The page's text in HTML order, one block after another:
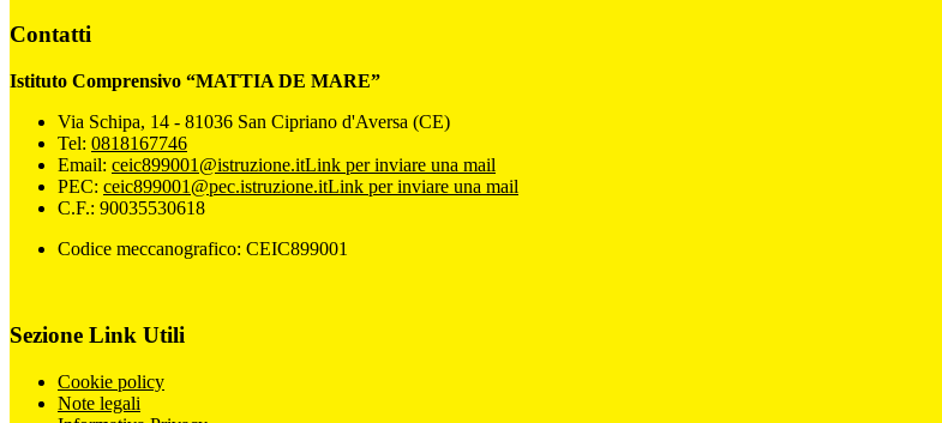
Contatti
Istituto Comprensivo “MATTIA DE MARE”
Via Schipa, 14 - 81036 San Cipriano d'Aversa (CE)
Tel: 0818167746
Email: ceic899001@istruzione.itLink per inviare una mail
PEC: ceic899001@pec.istruzione.itLink per inviare una mail
C.F.: 90035530618
Codice meccanografico: CEIC899001
Sezione Link Utili
Cookie policy
Note legali